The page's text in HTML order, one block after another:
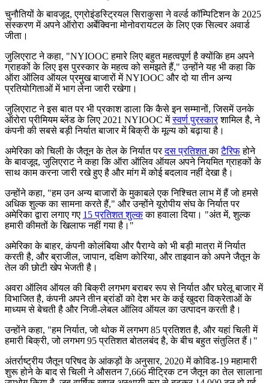
चुनौतियों के बावजूद, एग्रोइंडस्ट्रियल सिराकुसा ने वर्ल्ड कॉम्पिटिशन के 2025
संस्करण में अपने ऑरोरा अर्बेक्विना मोनोवरायटल के लिए एक सिल्वर अवार्ड
जीता।
जुलिएराट ने कहा, "NYIOOC हमारे लिए बहुत महत्वपूर्ण है क्योंकि हम अपने
ग्राहकों के लिए इस पुरस्कार के महत्व को समझते हैं," उन्होंने यह भी कहा कि
ऑरा ऑलिव ऑयल प्रमुख बाजारों में NYIOOC और दो या तीन अन्य
प्रतियोगिताओं में भाग लेना जारी रखेगा।
जुलिएराट ने इस बात पर भी प्रकाश डाला कि कैसे इन सम्मानों, जिसमें उनके
ऑरोरा प्रीमियम ब्लेंड के लिए 2021 NYIOOC मेंस्वर्ण पुरस्कारशामिल है, ने
कंपनी की सबसे बड़ी निर्यात बाजार में बिक्री के मूल्य को बढ़ाया है।
अमेरिका को चिली के जैतून के तेल के निर्यात परदस प्रतिशतकाटैरिफहोने
के बावजूद, जुलिएराट ने कहा कि ऑरा ऑलिव ऑयल अपने नियमित ग्राहकों के
साथ काम करना जारी रखे हुए है और मांग में कोई बदलाव नहीं देखा है।
उन्होंने कहा, "हम उन अन्य बाजारों के मुकाबले एक निश्चित लाभ में हैं जो हमसे
अधिक शुल्क का सामना करते हैं," और उन्होंने यूरोपीय संघ के निर्यात पर
अमेरिका द्वारा लगाए गए 15 प्रतिशत शुल्कका हवाला दिया। "अंत में, शुल्क
हमारी कीमतों के खिलाफ नहीं गया है।"
अमेरिका के बाहर, कंपनी कोलंबिया और पैराग्वे को भी बड़ी मात्रा में निर्यात
करती है, और ब्राजील, जापान, दक्षिण कोरिया, और ताइवान को अपने जैतून के
तेल की छोटी खेप भेजती है।
अवरा ऑलिव ऑयल की बिक्री लगभग बराबर रूप से निर्यात और घरेलू बाजार में
विभाजित है, कंपनी अपने तीन ब्रांडों को देश भर के कई खुदरा विक्रेताओं के
माध्यम से बेचती है और निजी-लेबल ऑलिव ऑयल का उत्पादन करती है।
उन्होंने कहा, "हम निर्यात, जो थोक में लगभग 85 प्रतिशत है, और यहां चिली में
हमारी बिक्री, जो लगभग 95 प्रतिशत बोतलबंद है, के बीच बहुत संतुलित हैं।"
अंतर्राष्ट्रीय जैतून परिषद के आंकड़ों के अनुसार, 2020 में कोविड-19 महामारी
शुरू होने के बाद से चिली ने औसतन 7,666 मीट्रिक टन जैतून का तेल सालाना